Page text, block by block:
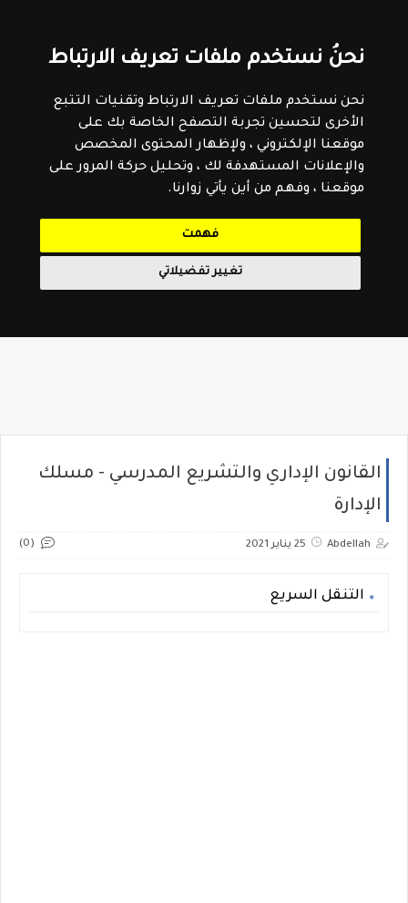
نحنُ نستخدم ملفات تعريف الارتباط
نحن نستخدم ملفات تعريف الارتباط وتقنيات التتبع
الأخرى لتحسين تجربة التصفح الخاصة بك على
موقعنا الإلكتروني ، ولإظهار المحتوى المخصص
والإعلانات المستهدفة لك ، وتحليل حركة المرور على
موقعنا ، وفهم من أين يأتي زوارنا.
فهمت
تغيير تفضيلاتي
القانون الإداري والتشريع المدرسي - مسلك
الإدارة
Abdellah 25 يناير 2021 (0)
التنقل السريع